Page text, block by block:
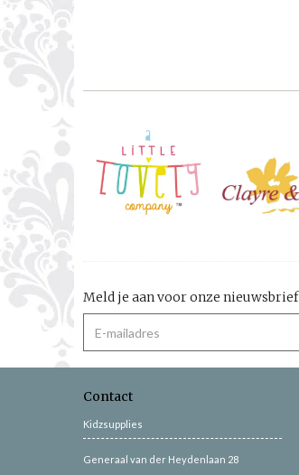
Meld je aan voor onze nieuwsbrief
Contact
Kidzsupplies
Generaal van der Heydenlaan 28